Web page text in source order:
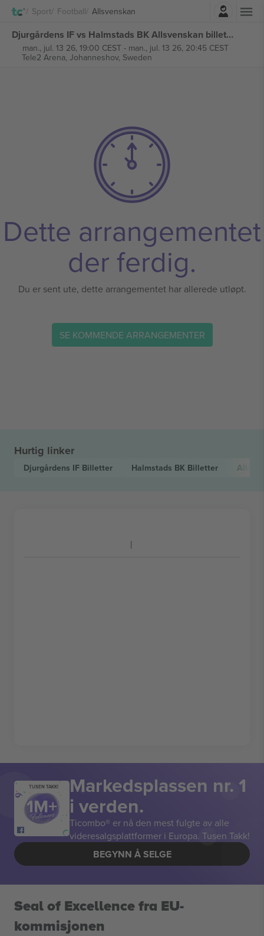
Sport Football Allsvenskan
Djurgårdens IF vs Halmstads BK Allsvenskan billetter
man., jul. 13 26, 19:00 CEST- man., jul. 13 26, 20:45 CEST
Tele2 Arena, Johanneshov, Sweden
Dette arrangementet
der ferdig.
Du er sent ute, dette arrangementet har allerede utløpt.
SE KOMMENDE ARRANGEMENTER
Hurtig linker
Djurgårdens IF Billetter Halmstads BK Billetter
TUSEN TAKK! Markedsplassen nr. 1
i verden.
Ticombo® er nå den mest fulgte av alle
videresalgsplattformer i Europa. Tusen Takk!
BEGYNN Å SELGE
Seal of Excellence fra EU-
kommisjonen